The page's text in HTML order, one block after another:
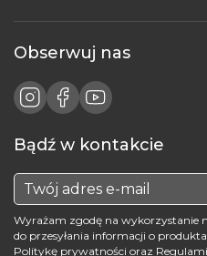
Obserwuj nas
Bądź w kontakcie
Wyrażam zgodę na wykorzystanie
do przesyłania informacji o
Politykę prywatności oraz